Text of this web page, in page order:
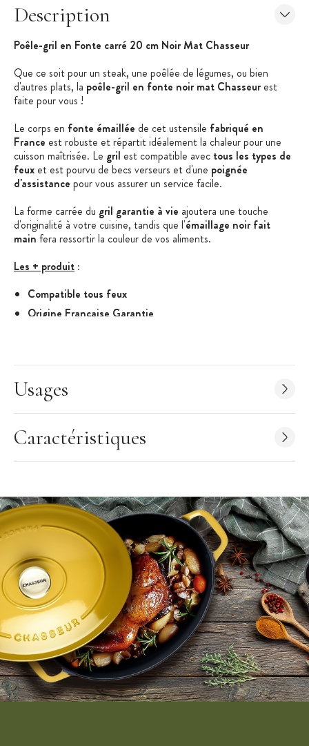
Description
Poêle-gril en Fonte carré 20 cm Noir Mat Chasseur
Que ce soit pour un steak, une poêlée de légumes, ou bien
d'autres plats, la poêle-gril en fonte noir mat Chasseurest
faite pour vous !
Le corps en fonte émaillée de cet ustensile fabriqué en
France est robuste et répartit idéalement la chaleur pour une
cuisson maîtrisée. Le gril est compatible avec tous les types de
feux et est pourvu de becs verseurs et d'une poignée
d'assistance pour vous assurer un service facile.
La forme carrée du gril garantie à vie ajoutera une touche
d'originalité à votre cuisine, tandis que l'émaillage noir fait
main fera ressortir la couleur de vos aliments.
Les + produit :
Compatible tous feux
Origine Française Garantie
Caractéristiques de la Poêle-gril
Poêle-gril en fonte carré
Couleur : Noir Mat
Couleur intérieure : noir
Capacité : 1,5 L
Poids : 2,8 kg
Équivalence : 1 personne
Forme Poêle-gril : Carrée
Poêle-gril en fonte émaillée
Emaillage fait main
Manche en fonte avec crochet de suspension
Poignée d'assistance
Becs verseurs et bord incurvé
Entretien : ne pas utiliser d'éponge ou de produits abrasifs
Compatible avec tous types de feux
Usages
Caractéristiques